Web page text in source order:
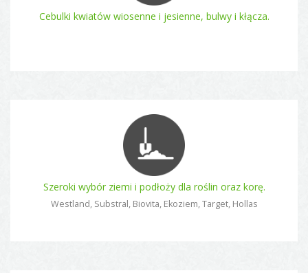
Cebulki kwiatów wiosenne i jesienne, bulwy i kłącza.
Szeroki wybór ziemi i podłoży dla roślin oraz korę.
Westland, Substral, Biovita, Ekoziem, Target, Hollas